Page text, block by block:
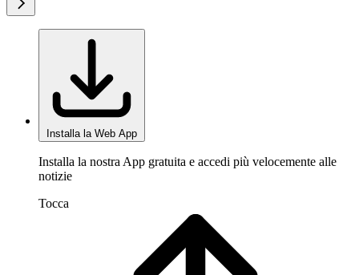
Installa la Web App
Installa la nostra App gratuita e accedi più velocemente alle
notizie
Tocca